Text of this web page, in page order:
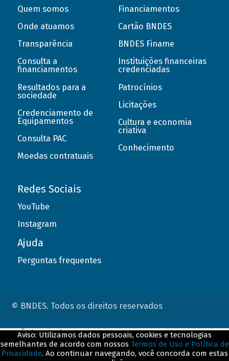
Quem somos
Onde atuamos
Transparência
Consulta a
financiamentos
Resultados para a
sociedade
Credenciamento de
Equipamentos
Consulta PAC
Moedas contratuais
Financiamentos
Cartão BNDES
BNDES Finame
Instituições financeiras
credenciadas
Patrocínios
Licitações
Cultura e economia
criativa
Conhecimento
Redes Sociais
YouTube
Instagram
Ajuda
Perguntas frequentes
© BNDES. Todos os direitos reservados
Aviso: Utilizamos dados pessoais, cookies e tecnologias
semelhantes de acordo com nossos Termos de Uso e Política de
Privacidade. Ao continuar navegando, você concorda com estas
ConteÃºdo complementar
${title}${badge}